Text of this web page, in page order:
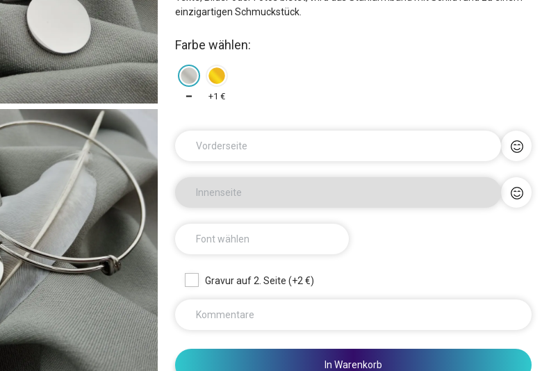
einzigartigen Schmuckstück.
Farbe wählen:
━ +1 €
Vorderseite
Innenseite
Font wählen
Gravur auf 2. Seite (+2 €)
Kommentare
In Warenkorb